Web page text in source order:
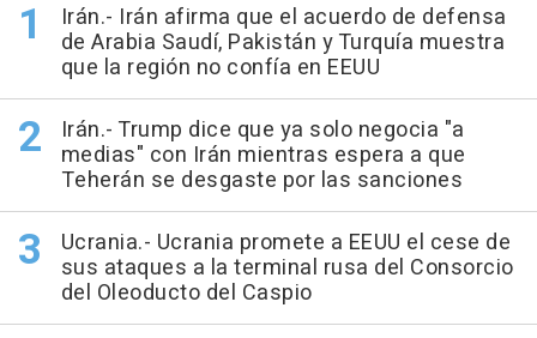
Irán.- Irán afirma que el acuerdo de defensa
de Arabia Saudí, Pakistán y Turquía muestra
que la región no confía en EEUU
Irán.- Trump dice que ya solo negocia "a
medias" con Irán mientras espera a que
Teherán se desgaste por las sanciones
Ucrania.- Ucrania promete a EEUU el cese de
sus ataques a la terminal rusa del Consorcio
del Oleoducto del Caspio